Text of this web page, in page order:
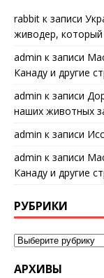
rabbit к записи
живодер,
admin к записи
Канаду и другие
admin к записи
наших животных
admin к записи
admin к записи
Канаду и другие
РУБРИКИ
АРХИВЫ